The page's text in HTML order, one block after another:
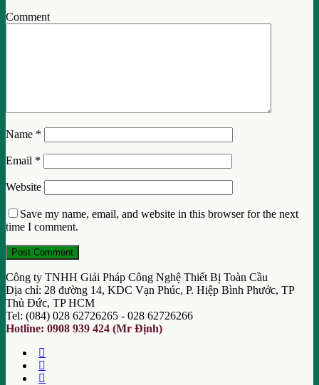
Comment
Name *
Email *
Website
Save my name, email, and website in this browser for the next
time I comment.
Công ty TNHH Giải Pháp Công Nghệ Thiết Bị Toàn Cầu
Địa chỉ: 28 đường 14, KDC Vạn Phúc, P. Hiệp Bình Phước, TP
Thủ Đức, TP HCM
Tel: (084) 028 62726265 - 028 62726266
Hotline: 0908 939 424 (Mr Định)